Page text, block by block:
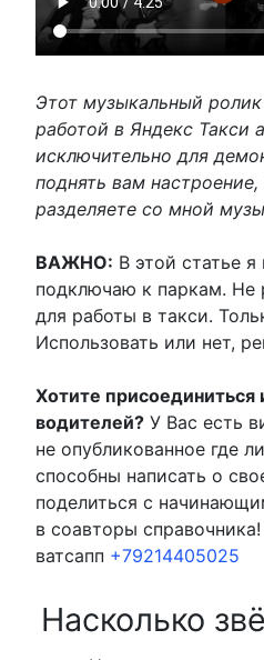
Этот музыкальный ролик
работой в Яндекс Такси
исключительно для
поднять вам
разделяете со мной
ВАЖНО: В этой статье
подключаю к паркам. Не
для работы в такси.
Использовать или нет,
Хотите присоединиться
водителей? У Вас есть
не опубликованное где
способны написать о
поделиться с
в соавторы
ватсапп +79214405025
Насколько